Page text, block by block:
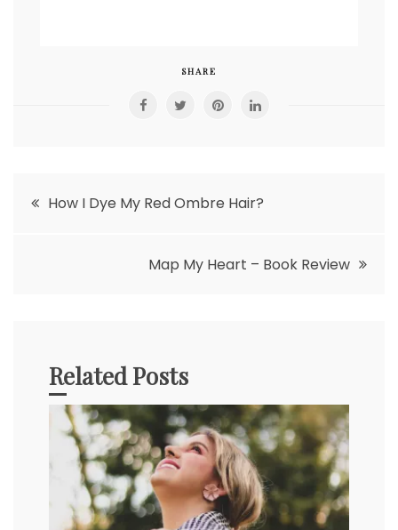
SHARE
Nawigacja
How I Dye My Red Ombre Hair?
Map My Heart – Book Review
Related Posts